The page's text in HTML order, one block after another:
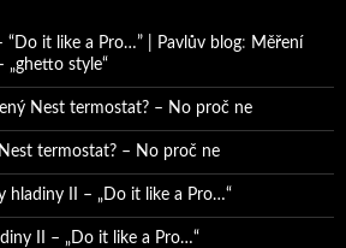
“Do it like a Pro…” | Pavlův blog: Měření
„ghetto style“
Nest termostat? – No proč ne
termostat? – No proč ne
hladiny II – „Do it like a Pro…“
II – „Do it like a Pro…“